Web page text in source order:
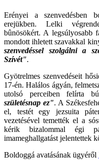
Erényei a szenvedésben
erejükben. Lelki
bûnösökért. A legsúlyosabb
mondott ihletett szavakkal
szenvedéssel szolgálni a
Szívét".
Gyötrelmes szenvedéseit
17-én. Halálos ágyán,
utolsó perceiben felírta
születésnap ez". A
el, testét egy jezsuita
vezetésével temették el a
kérik bizalommal égi
imameghallgatást jelentettek
Boldoggá avatásának ügyéről